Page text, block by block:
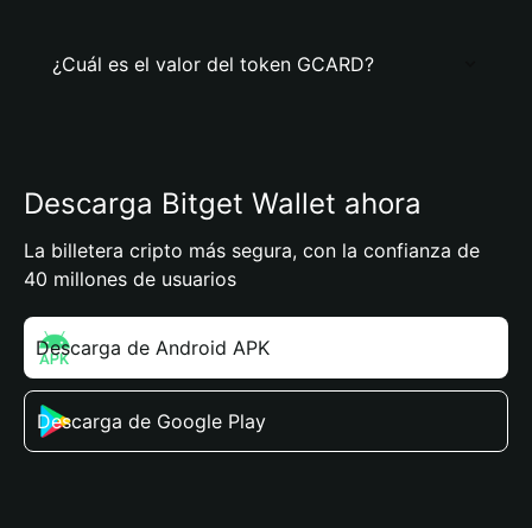
¿Cuál es el valor del token GCARD?
Descarga Bitget Wallet ahora
La billetera cripto más segura, con la confianza de
40 millones de usuarios
Descarga de Android APK
Descarga de Google Play